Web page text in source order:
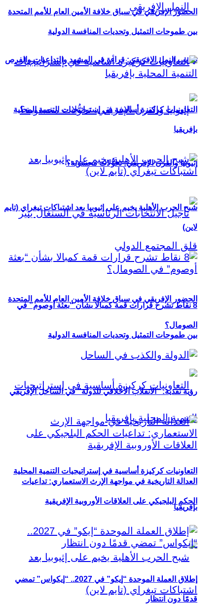
تهريب النمل الإفريقي: قراءة في المشهد والتداعيات والفرص
إثيوبيا والقرن الإفريقي: تحوُّلات محسوبة؟
الحضور الإفريقي في سباق خلافة الأمين العام للأمم المتحدة
بين طموحات التمثيل وتحديات المنافسة الدولية
التعاونيات كركيزة أساسية في إستراتيجيات التنمية المحلية
بإفريقيا
الحضور الإفريقي في سباق خلافة الأمين العام للأمم المتحدة
بين طموحات التمثيل وتحديات المنافسة الدولية
التعاونيات كركيزة أساسية في إستراتيجيات التنمية المحلية
بإفريقيا
شبح الحرب الأهلية يخيم على إثيوبيا بعد اشتباكات تيغراي (تايم
لاين)
8 نقاط تشرح قرارات قمة كمبالا بشأن “بعثة أوصوم” في
الصومال؟
رؤية نقدية: “الانقلاب الأخلاقي للدولة” في الساحل الإفريقي
العدالة التاريخية في مواجهة الإرث الاستعماري: تداعيات
الحكم البلجيكي على العلاقات الأوروبية الإفريقية
إطلاق العملة الموحدة “إيكو” في 2027.. “إيكواس” تمضي
قدمًا دون انتظار